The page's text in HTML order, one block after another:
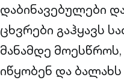
დაბინავებულები
ცხვრები გაჰყავს
მანამდე მოესწროს,
იწყობენ და